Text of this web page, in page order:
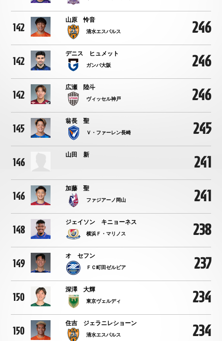
142
山原 怜音
清水エスパルス 246
142
デニス ヒュメット
ガンバ大阪 246
142
広瀬 陸斗
ヴィッセル神戸 246
145
翁長 聖
Ｖ・ファーレン長崎 245
146
山田 新 241
146
加藤 聖
ファジアーノ岡山 241
148
ジェイソン キニョーネス
横浜Ｆ・マリノス 238
149
オ セフン
ＦＣ町田ゼルビア 237
150
深澤 大輝
東京ヴェルディ 234
150
住吉 ジェラニレショーン
清水エスパルス 234